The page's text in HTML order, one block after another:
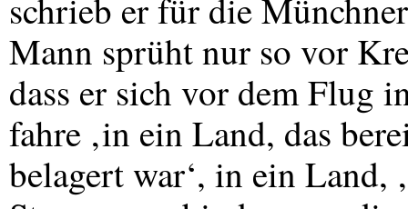
schrieb er für die
Mann sprüht nur so vor
dass er sich vor dem Flug
fahre ‚in ein Land, das
belagert war‘, in ein Land,